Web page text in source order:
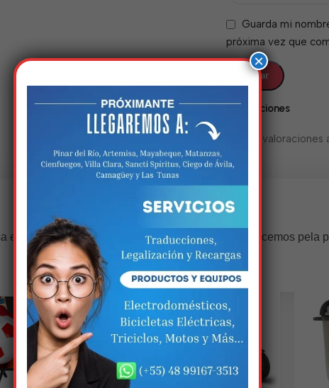
Valoraciones
No hay valoraciones
Guarda mi
próxima vez que
×
Estamos trabalhando nisso!
estará disponível com novidades incríveis. Agradecemos pela
compreensão.